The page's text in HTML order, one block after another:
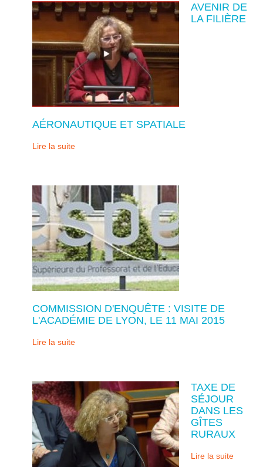
AVENIR DE
LA FILIÈRE
AÉRONAUTIQUE ET SPATIALE
Lire la suite
COMMISSION D'ENQUÊTE : VISITE DE
L'ACADÉMIE DE LYON, LE 11 MAI 2015
Lire la suite
TAXE DE
SÉJOUR
DANS LES
GÎTES
RURAUX
Lire la suite